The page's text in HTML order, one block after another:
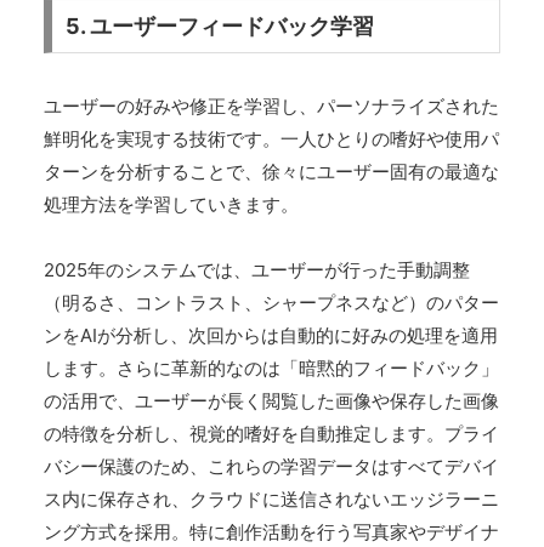
5. ユーザーフィードバック学習
ユーザーの好みや修正を学習し、パーソナライズされた
鮮明化を実現する技術です。一人ひとりの嗜好や使用パ
ターンを分析することで、徐々にユーザー固有の最適な
処理方法を学習していきます。
2025年のシステムでは、ユーザーが行った手動調整
（明るさ、コントラスト、シャープネスなど）のパター
ンをAIが分析し、次回からは自動的に好みの処理を適用
します。さらに革新的なのは「暗黙的フィードバック」
の活用で、ユーザーが長く閲覧した画像や保存した画像
の特徴を分析し、視覚的嗜好を自動推定します。プライ
バシー保護のため、これらの学習データはすべてデバイ
ス内に保存され、クラウドに送信されないエッジラーニ
ング方式を採用。特に創作活動を行う写真家やデザイナ